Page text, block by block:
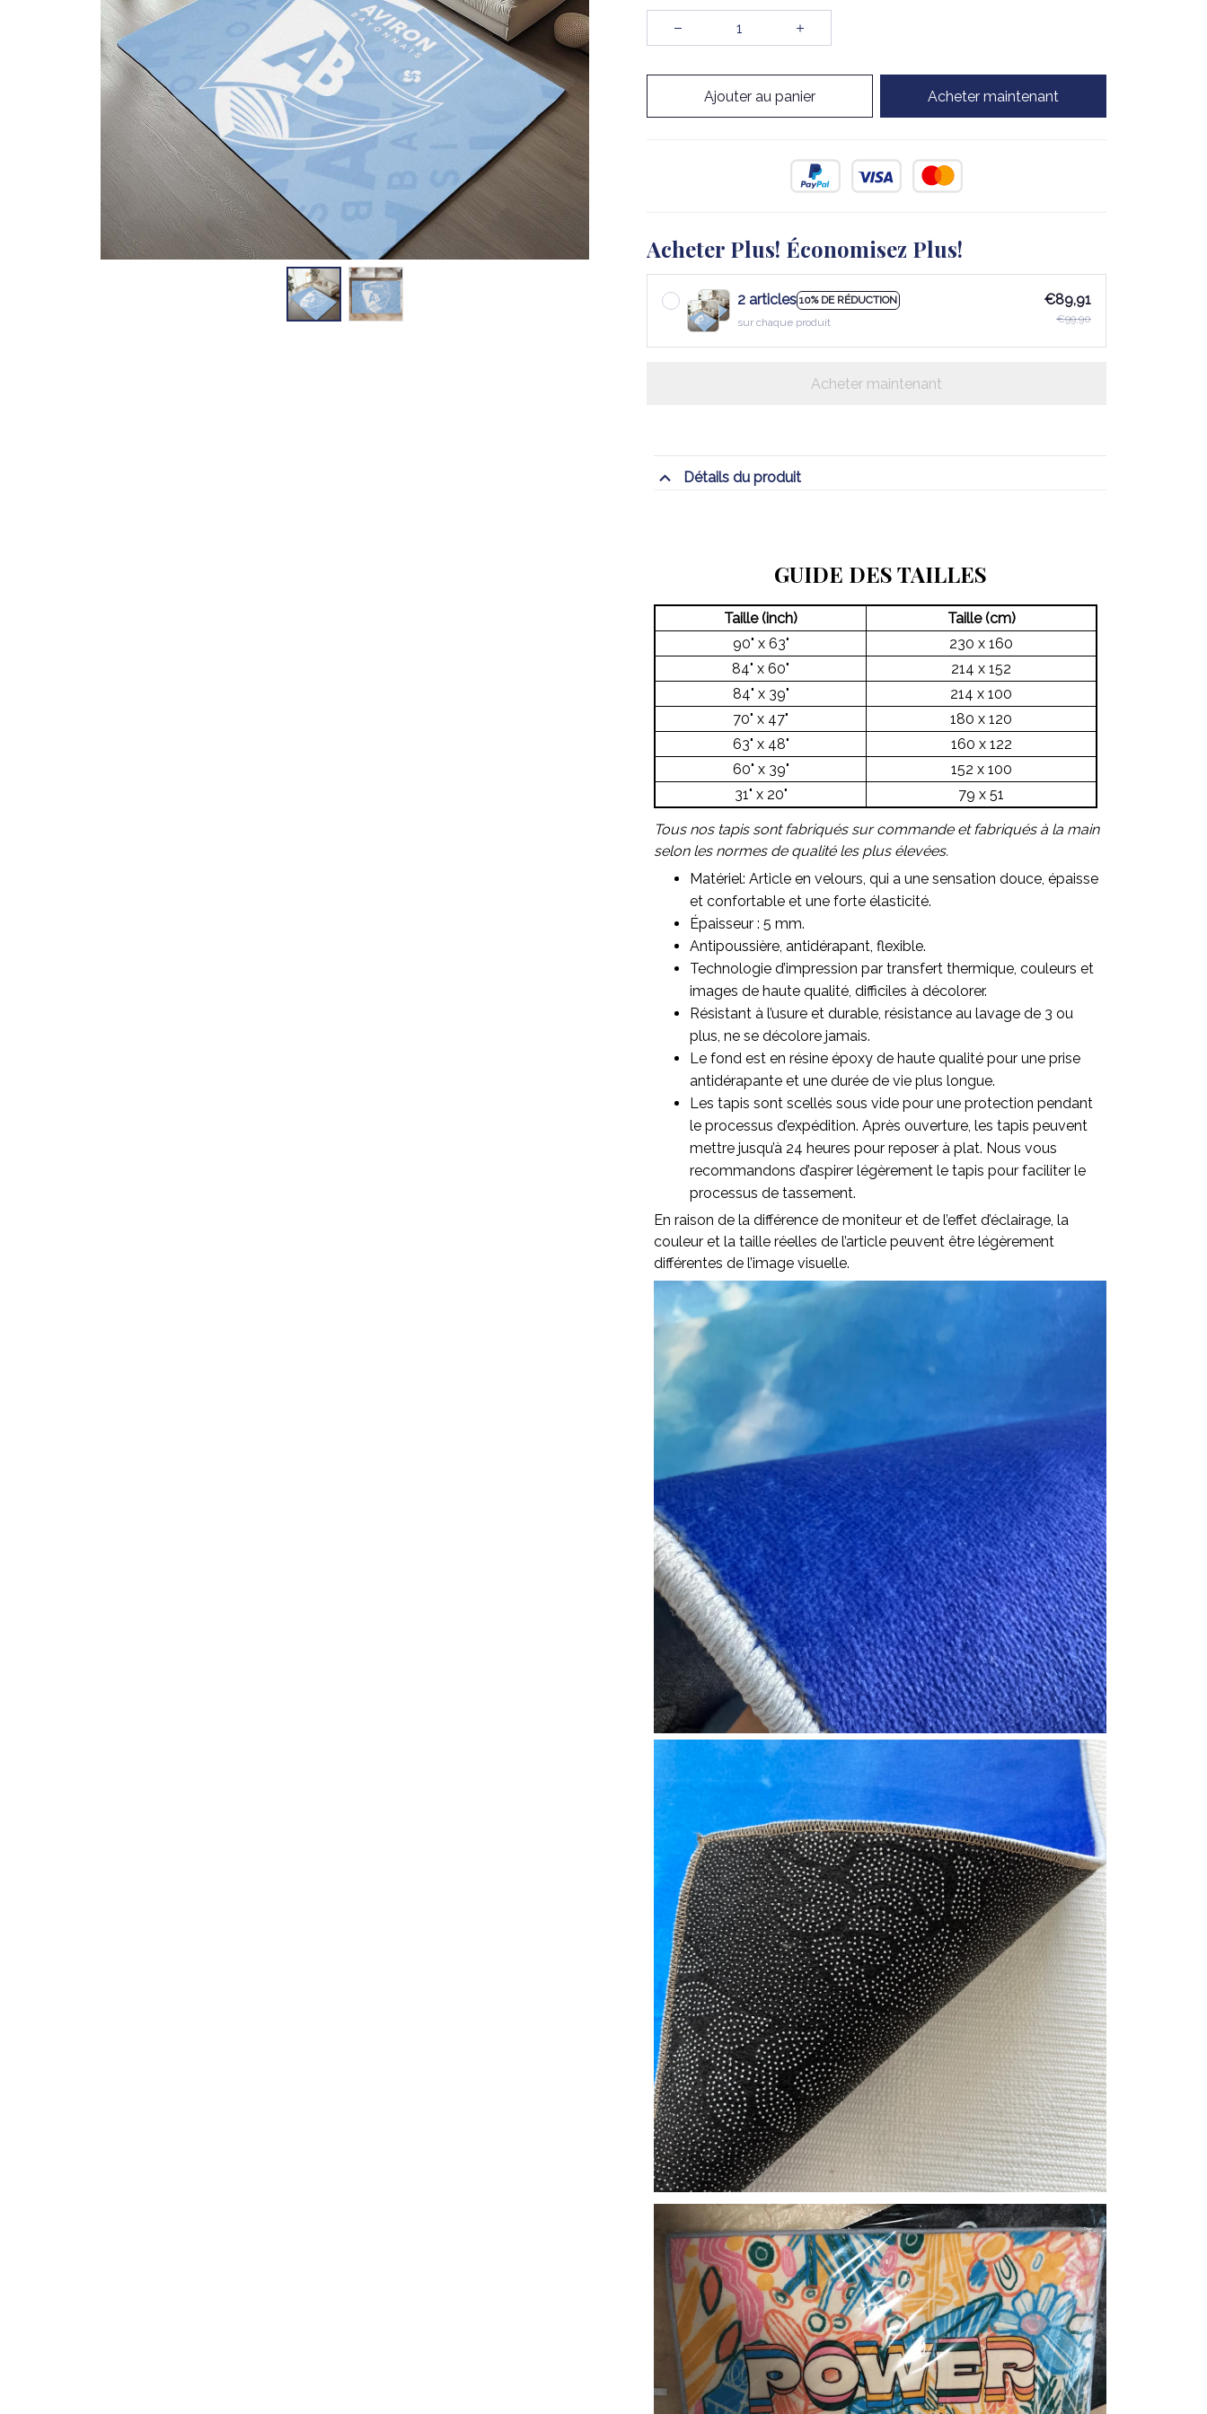
Ajouter au panier Acheter maintenant
Acheter Plus! Économisez Plus!
2 articles 10% DE RÉDUCTION
sur chaque produit
€89,91
€99,90
Acheter maintenant
Détails du produit
GUIDE DES TAILLES
Taille (inch)
Taille (cm)
90" x 63"
230 x 160
84" x 60"
214 x 152
84" x 39"
214 x 100
70" x 47"
180 x 120
63" x 48"
160 x 122
60" x 39"
152 x 100
31" x 20"
79 x 51
Tous nos tapis sont fabriqués sur commande et fabriqués à la main
selon les normes de qualité les plus élevées.
Matériel: Article en velours, qui a une sensation douce, épaisse
et confortable et une forte élasticité.
Épaisseur : 5 mm.
Antipoussière, antidérapant, flexible.
Technologie d’impression par transfert thermique, couleurs et
images de haute qualité, difficiles à décolorer.
Résistant à l’usure et durable, résistance au lavage de 3 ou
plus, ne se décolore jamais.
Le fond est en résine époxy de haute qualité pour une prise
antidérapante et une durée de vie plus longue.
Les tapis sont scellés sous vide pour une protection pendant
le processus d’expédition. Après ouverture, les tapis peuvent
mettre jusqu’à 24 heures pour reposer à plat. Nous vous
recommandons d’aspirer légèrement le tapis pour faciliter le
processus de tassement.
En raison de la différence de moniteur et de l’effet d’éclairage, la
couleur et la taille réelles de l’article peuvent être légèrement
différentes de l’image visuelle.